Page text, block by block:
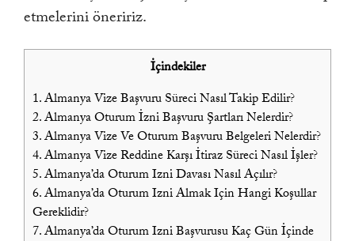
etmelerini öneririz.
İçindekiler
1. Almanya Vize Başvuru Süreci Nasıl Takip Edilir?
2. Almanya Oturum İzni Başvuru Şartları Nelerdir?
3. Almanya Vize Ve Oturum Başvuru Belgeleri Nelerdir?
4. Almanya Vize Reddine Karşı İtiraz Süreci Nasıl İşler?
5. Almanya’da Oturum Izni Davası Nasıl Açılır?
6. Almanya’da Oturum Izni Almak Için Hangi Koşullar
Gereklidir?
7. Almanya’da Oturum Izni Başvurusu Kaç Gün İçinde